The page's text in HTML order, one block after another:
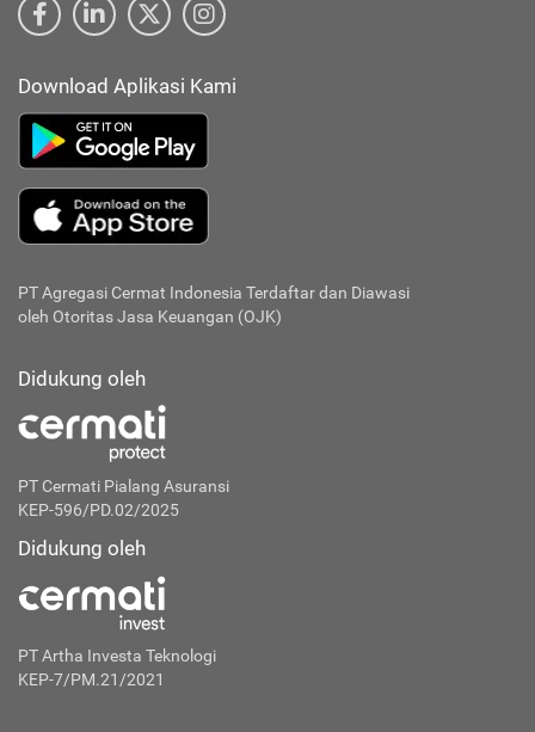
Download Aplikasi Kami
PT Agregasi Cermat Indonesia Terdaftar dan Diawasi
oleh Otoritas Jasa Keuangan (OJK)
Didukung oleh
PT Cermati Pialang Asuransi
KEP-596/PD.02/2025
Didukung oleh
PT Artha Investa Teknologi
KEP-7/PM.21/2021